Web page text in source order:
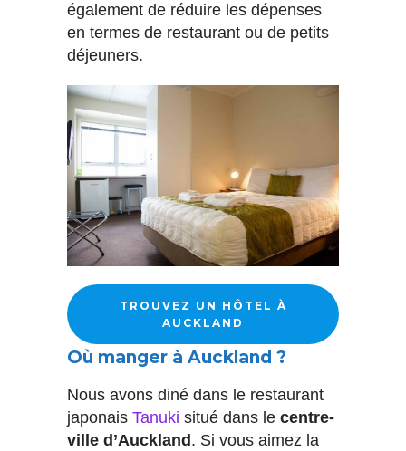
également de réduire les dépenses
en termes de restaurant ou de petits
déjeuners.
TROUVEZ UN HÔTEL À
AUCKLAND
Où manger à Auckland ?
Nous avons diné dans le restaurant
japonais Tanuki situé dans le centre-
ville d’Auckland . Si vous aimez la